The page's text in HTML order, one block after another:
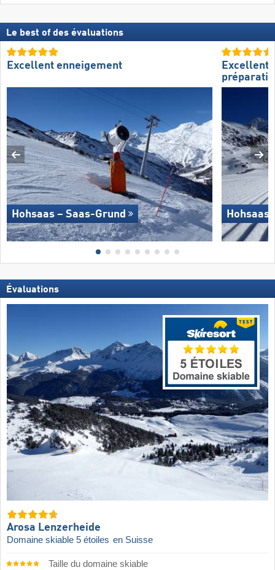
Le best of des évaluations
Excellent enneigement
Hohsaas – Saas-Grund
Excellente
Hohsaas
Évaluations
Arosa Lenzerheide
Domaine skiable 5 étoiles en Suisse
Taille du domaine skiable